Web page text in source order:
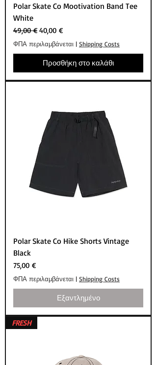
Polar Skate Co Mootivation Band Tee
White
Κανονική τιμή
49,00 € Τιμή Έκπτωσης
40,00 €
ΦΠΑ περιλαμβάνεται | Shipping Costs
Προσθήκη στο καλάθι
Polar Skate Co Hike Shorts Vintage
Black
Τιμή
75,00 €
ΦΠΑ περιλαμβάνεται | Shipping Costs
Εξαντλημένο
FRESH